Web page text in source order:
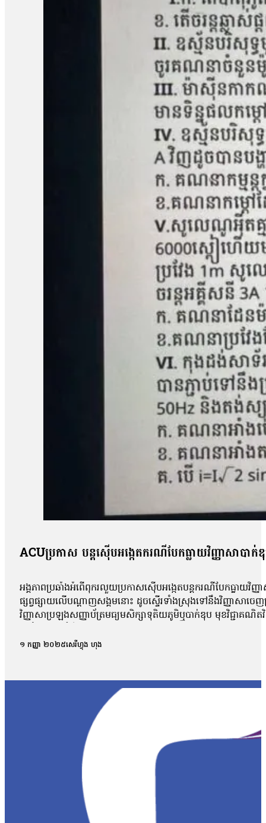
ដោយសារតែក្រុមហ៊ុនជាអ្នកបំពានមកលើពួកខ្ញុំ បែរជាពួកគាត់មិនមាន
បំផ្លាញរបស់ទ្រព្យគេទេ»។ អ្នកស្រី អុំ សុភី ថាអ្នកស្រីនឹងប្ដឹងបន្តទ
អង្គការលីកាដូលោក អំ សំអាត មានប្រសាសន៍ថា ករណីដីធ្លីនៅភូមិឡព
តំណាងសហគមន៍ និងសមាជិកសហគមន៍ជាច្រើនត្រូវបានជាប់ពន្ធនា
រឿងនៅសាលាឧទ្ធរណ៍នេះ ពួកគាត់គួរត្រូវបានទទួលការលើកលែងច
ខេត្តកំពង់ឆ្នាំង មានជម្លោះដីធ្លីជាមួយក្រុមហ៊ុន ខេ.ឌី.ស៊ី (KDC) ដែ
ចំនួន១០៨គ្រួសារ។ ពលរដ្ឋដែលរងផលប៉ះពាល់បានតវ៉ាទាមទារ
ចំនួន៥នាក់គឺ លោក សៀង ហេង លោក ម៉ាង យ៉ាវ លោក គុជ…
ACUប្រកាស បន្តស៊ើបអង្កេតករណីបែកធ្លាយវិញ្ញាសាបាក់
អង្គភាពប្រឆាំងអំពើពុករលួយប្រកាសស៊ើបអង្កេតបន្តករណីបែកធ្លាយវិ
ផ្សព្វផ្សាយលើបណ្ដាញសង្គមនោះ ដូចស្ទើរទាំងស្រុងទៅនឹងវិញ្ញាសាច
វិញ្ញាសាប្រឡងសញ្ញាប័ត្រមធ្យមសិក្សាទុតិយភូមិឬបាក់ឌុប មុខវិជ្ជាគណិត
ពេល នៅក្នុងគ្រុបតេឡេក្រាម ដែលបានបែកធ្លាយ។ តាមរយៈលិខិតចុះថ្
បង្ហោះព័ត៌មានដែលនិយាយថា ការបែកធ្លាយនូវវិញ្ញាសាគណិតវិទ្យា គឺជ
ក្របណ្ដាញសង្គមទាំងអស់ដើម្បីអាចប្រមូលភ័ស្តុតាងបានគ្រប់ជ្រុងជ្រ
វិញ្ញាសាដែលបានចេញប្រឡងពិតមែន ក៏ប៉ុន្តែគ្មានការបញ្ជាក់ណាមួយថ
ឃើញថា មានវិញ្ញាសាមួយចំនួនដែលបង្ហោះនៅលើបណ្ដាញសង្គមនោះគឺ
មកដល់ពេលនេះយើងនឹងព្យាយាមស្រាវជ្រាវបន្ថែមទៀត។ យើងក៏រង់
បែកធ្លាយវិញ្ញាសាប្រឡងនេះ មានលទ្ធភាពអាចកើតឡើងបានក្
កាលដែលអាចមានការបែកធ្លាយ យើងអាចគិតថា ក្នុងដំណាក់កាលនៃ
ក្រោយពេលប្រឡងតែម្ដង អ៊ីចឹងហើយបានជានៅក្នុងរបាយការណ៍យើង
របស់ អ.ប.ព.»។ ក៏ប៉ុន្តែលោក សយ ច័ន្ទវិចិត្រ អះអាងថារូបថតវិញ្ញ
វិច្ឆិកា អ្នកនាំពាក្យក្រសួងអប់រំ យុវជន និងកីឡា បានប្រាប់ថាក្រសួងអប់
១ កញ្ញា ២០២៥សេរីហ្វុង ហុង